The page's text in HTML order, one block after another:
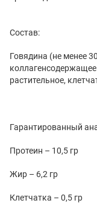
Состав:
Говядина (не менее
растительное,
Гарантированный
Протеин – 10,5 гр
Жир – 6,2 гр
Клетчатка – 0,5 гр